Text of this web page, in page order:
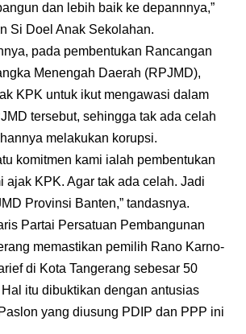
dan lebih baik ke depannnya,”
Si Doel Anak Sekolahan.
pada pembentukan Rancangan
Menengah Daerah (RPJMD),
KPK untuk ikut mengawasi dalam
tersebut, sehingga tak ada celah
melakukan korupsi.
komitmen kami ialah pembentukan
ajak KPK. Agar tak ada celah. Jadi
Provinsi Banten,” tandasnya.
Partai Persatuan Pembangunan
memastikan pemilih Rano Karno-
di Kota Tangerang sebesar 50
itu dibuktikan dengan antusias
yang diusung PDIP dan PPP ini